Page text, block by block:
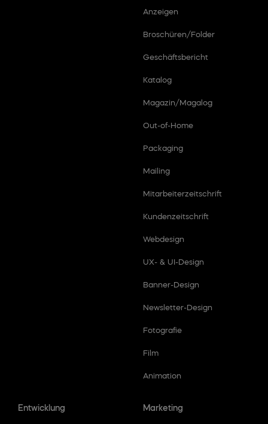
Anzeigen
Broschüren/Folder
Geschäftsbericht
Katalog
Magazin/Magalog
Out-of-Home
Packaging
Mailing
Mitarbeiterzeitschrift
Kundenzeitschrift
Webdesign
UX- & UI-Design
Banner-Design
Newsletter-Design
Fotografie
Film
Animation
Entwicklung Marketing